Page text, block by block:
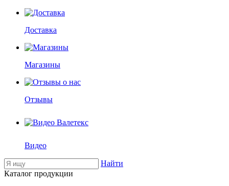
Доставка
Магазины
Отзывы
Видео
Найти
Каталог продукции